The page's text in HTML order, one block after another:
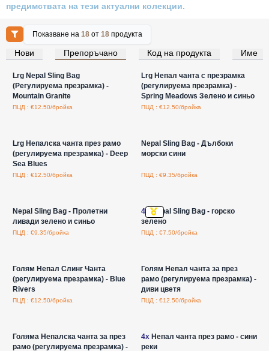
предимствата на тези актуални колекции.
Показване на18 от18 продукта
Нови Препоръчано Код на продукта Име
Влезте за цени на едро
Lrg Nepal Sling Bag
(Регулируема презрамка) -
Mountain Granite
ПЦД : €12.50/бройка
Влезте за цени на едро
Lrg Непал чанта с презрамка
(регулируема презрамка) -
Spring Meadows Зелено и синьо
ПЦД : €12.50/бройка
Lrg Непалска чанта през рамо
(регулируема презрамка) - Deep
Sea Blues
ПЦД : €12.50/бройка
Nepal Sling Bag - Дълбоки
морски сини
ПЦД : €9.35/бройка
Nepal Sling Bag - Пролетни
ливади зелено и синьо
ПЦД : €9.35/бройка
4x Nepal Sling Bag - горско
зелено
ПЦД : €7.50/бройка
Голям Непал Слинг Чанта
(регулируема презрамка) - Blue
Rivers
ПЦД : €12.50/бройка
Голям Непал чанта за през
рамо (регулируема презрамка) -
диви цветя
ПЦД : €12.50/бройка
Голяма Непалска чанта за през
рамо (регулируема презрамка) -
4xНепал чанта през рамо - сини
реки